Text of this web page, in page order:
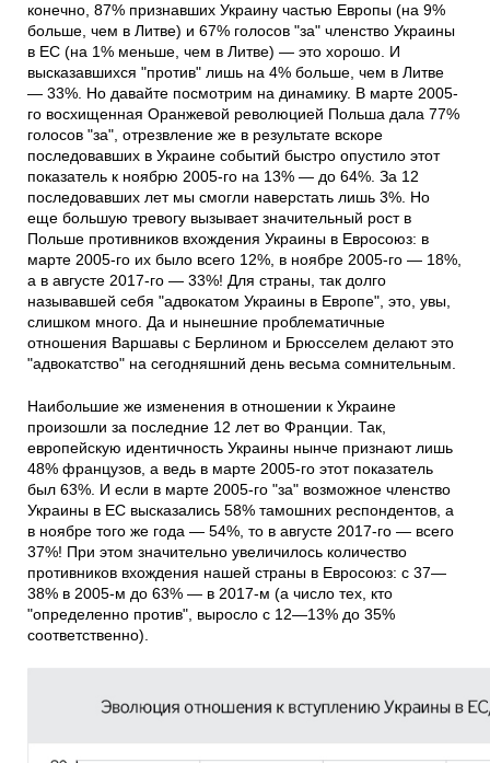
конечно, 87% признавших Украину частью Европы (на 9%
больше, чем в Литве) и 67% голосов "за" членство Украины
в ЕС (на 1% меньше, чем в Литве) — это хорошо. И
высказавшихся "против" лишь на 4% больше, чем в Литве
— 33%. Но давайте посмотрим на динамику. В марте 2005-
го восхищенная Оранжевой революцией Польша дала 77%
голосов "за", отрезвление же в результате вскоре
последовавших в Украине событий быстро опустило этот
показатель к ноябрю 2005-го на 13% — до 64%. За 12
последовавших лет мы смогли наверстать лишь 3%. Но
еще большую тревогу вызывает значительный рост в
Польше противников вхождения Украины в Евросоюз: в
марте 2005-го их было всего 12%, в ноябре 2005-го — 18%,
а в августе 2017-го — 33%! Для страны, так долго
называвшей себя "адвокатом Украины в Европе", это, увы,
слишком много. Да и нынешние проблематичные
отношения Варшавы с Берлином и Брюсселем делают это
"адвокатство" на сегодняшний день весьма сомнительным.
Наибольшие же изменения в отношении к Украине
произошли за последние 12 лет во Франции. Так,
европейскую идентичность Украины нынче признают лишь
48% французов, а ведь в марте 2005-го этот показатель
был 63%. И если в марте 2005-го "за" возможное членство
Украины в ЕС высказались 58% тамошних респондентов, а
в ноябре того же года — 54%, то в августе 2017-го — всего
37%! При этом значительно увеличилось количество
противников вхождения нашей страны в Евросоюз: с 37—
38% в 2005-м до 63% — в 2017-м (а число тех, кто
"определенно против", выросло с 12—13% до 35%
соответственно).